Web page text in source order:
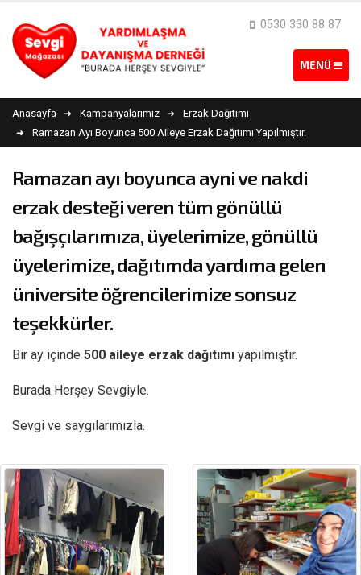
0530 330 88 87
Anasayfa Kampanyalarımız
Erzak Dağıtımı
Ramazan Ayı Boyunca 500 Aileye Erzak Dağıtımı Yapılmıştır.
Ramazan ayı boyunca ayni ve nakdi
erzak desteği veren tüm gönüllü
bağışçılarımıza, üyelerimize, gönüllü
üyelerimize, dağıtımda yardıma gelen
üniversite öğrencilerimize sonsuz
teşekkürler.
Bir ay içinde 500 aileye erzak dağıtımı yapılmıştır.
Burada Herşey Sevgiyle.
Sevgi ve saygılarımızla.